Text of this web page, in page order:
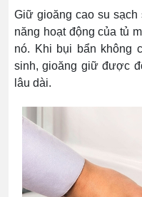
Giữ gioăng cao su
năng hoạt động của tủ
nó. Khi bụi bẩn không
sinh, gioăng giữ được
lâu dài.